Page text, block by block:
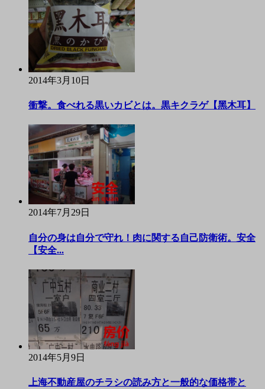
2014年3月10日
衝撃。食べれる黒いカビとは。黒キクラゲ【黑木耳】
2014年7月29日
自分の身は自分で守れ！肉に関する自己防衛術。安全
【安全...
2014年5月9日
上海不動産屋のチラシの読み方と一般的な価格帯と